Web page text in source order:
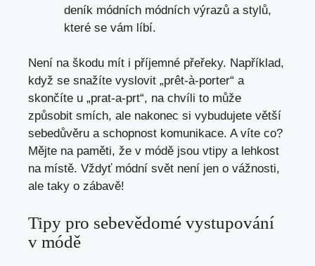
deník módních módních výrazů a stylů,
které se vám líbí.
Není na škodu mít i příjemné přeřeky. Například,
když se snažíte vyslovit „prêt-à-porter“ a
skončíte u „prat-a-prt“, na chvíli to může
způsobit smích, ale nakonec si vybudujete větší
sebedůvěru a schopnost komunikace. A víte co?
Mějte na paměti, že v módě jsou vtipy a lehkost
na místě. Vždyť módní svět není jen o vážnosti,
ale taky o zábavě!
Tipy pro sebevědomé vystupování
v módě